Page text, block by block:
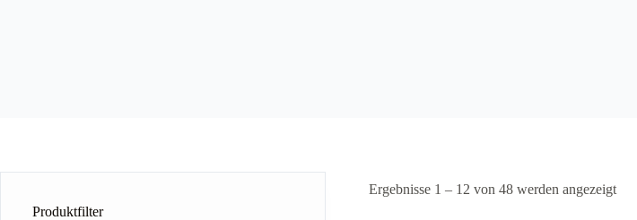
Ergebnisse 1 – 12 von 48 werden angezeigt
Produktfilter